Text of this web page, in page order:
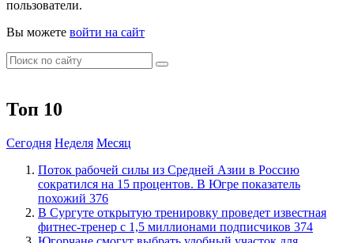
пользователи.
Вы можете войти на сайт
Топ 10
Сегодня Неделя Месяц
Поток рабочей силы из Средней Азии в Россию
сократился на 15 процентов. В Югре показатель
похожий 376
В Сургуте открытую тренировку проведет известная
фитнес-тренер с 1,5 миллионами подписчиков 374